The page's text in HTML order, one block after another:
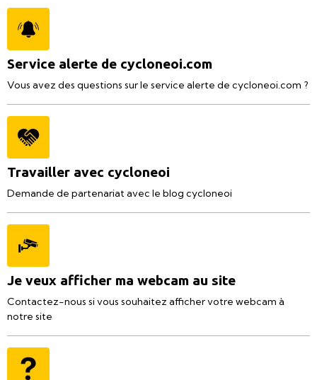
Service alerte de cycloneoi.com
Vous avez des questions sur le service alerte de cycloneoi.com ?
Travailler avec cycloneoi
Demande de partenariat avec le blog cycloneoi
Je veux afficher ma webcam au site
Contactez-nous si vous souhaitez afficher votre webcam à
notre site